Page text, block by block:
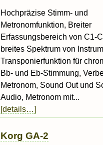
Hochpräzise Stimm- und
Metronomfunktion, Breiter
Erfassungsbereich von C1-
breites Spektrum von
Transponierfunktion für
Bb- und Eb-Stimmung,
Metronom, Sound Out und
Audio, Metronom mit...
[details…]
Korg GA-2